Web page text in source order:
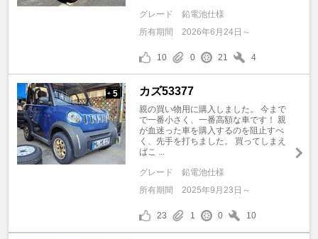
グレード
鉛電池仕様
所有期間
2026年6月24日～
10 0 21 4
+ 5 カズ53377
親の買い物用に購入しました。 今まで
で一番小さく、一番高額な車です！ 親
が血迷った車を購入するのを阻止すべ
く、先手を打ちました。 買ってしまえ
ばこ ...
グレード
鉛電池仕様
所有期間
2025年9月23日～
23 1 0 10